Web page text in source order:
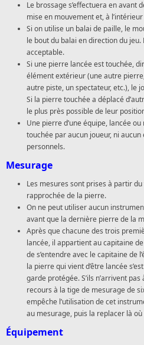
Le brossage s’effectuera en avant
mise en mouvement et, à
Si on utilise un balai de paille, le
le bout du balai en direction du jeu.
acceptable.
Si une pierre lancée est touchée,
élément extérieur (une autre
autre piste, un spectateur, etc.), le
Si la pierre touchée a déplacé
le plus près possible de leur
Une pierre d’une équipe, lancée
touchée par aucun joueur, ni
personnels.
Mesurage
Les mesures sont prises à partir du
rapprochée de la pierre.
On ne peut utiliser aucun
avant que la dernière pierre de la
Après que chacune des trois
lancée, il appartient au capitaine
de s’entendre avec le capitaine de
la pierre qui vient d’être lancée
garde protégée. S’ils n’arrivent
recours à la tige de mesurage de
empêche l’utilisation de cet
au mesurage, puis la replacer là
Équipement